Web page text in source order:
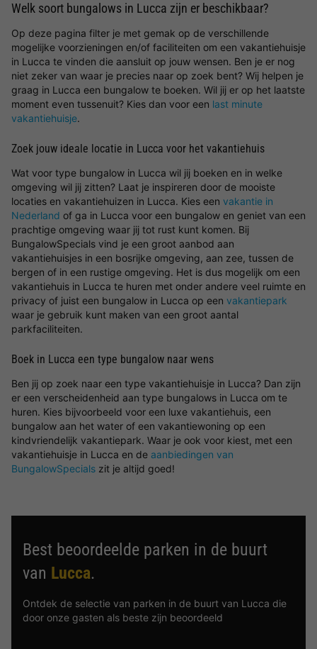
Welk soort bungalows in Lucca zijn er beschikbaar?
Op deze pagina filter je met gemak op de verschillende
mogelijke voorzieningen en/of faciliteiten om een vakantiehuisje
in Lucca te vinden die aansluit op jouw wensen. Ben je er nog
niet zeker van waar je precies naar op zoek bent? Wij helpen je
graag in Lucca een bungalow te boeken. Wil jij er op het laatste
moment even tussenuit? Kies dan voor een last minute
vakantiehuisje.
Zoek jouw ideale locatie in Lucca voor het vakantiehuis
Wat voor type bungalow in Lucca wil jij boeken en in welke
omgeving wil jij zitten? Laat je inspireren door de mooiste
locaties en vakantiehuizen in Lucca. Kies een vakantie in
Nederland of ga in Lucca voor een bungalow en geniet van een
prachtige omgeving waar jij tot rust kunt komen. Bij
BungalowSpecials vind je een groot aanbod aan
vakantiehuisjes in een bosrijke omgeving, aan zee, tussen de
bergen of in een rustige omgeving. Het is dus mogelijk om een
vakantiehuis in Lucca te huren met onder andere veel ruimte en
privacy of juist een bungalow in Lucca op een vakantiepark
waar je gebruik kunt maken van een groot aantal
parkfaciliteiten.
Boek in Lucca een type bungalow naar wens
Ben jij op zoek naar een type vakantiehuisje in Lucca? Dan zijn
er een verscheidenheid aan type bungalows in Lucca om te
huren. Kies bijvoorbeeld voor een luxe vakantiehuis, een
bungalow aan het water of een vakantiewoning op een
kindvriendelijk vakantiepark. Waar je ook voor kiest, met een
vakantiehuisje in Lucca en de aanbiedingen van
BungalowSpecials zit je altijd goed!
Best beoordeelde parken in de buurt
van Lucca.
Ontdek de selectie van parken in de buurt van Lucca die
door onze gasten als beste zijn beoordeeld